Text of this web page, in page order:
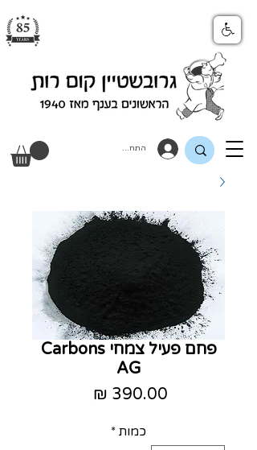
התחבר
פחם פעיל צמחי Carbons
AG
כמות *